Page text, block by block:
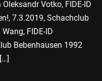
Votko, FIDE-ID
7.3.2019, Schachclub
FIDE-ID
Bebenhausen 1992